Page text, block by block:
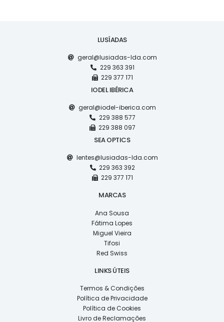
LUSÍADAS
geral@lusiadas-lda.com
229 363 391
229 377 171
IODEL IBÉRICA
geral@iodel-iberica.com
229 388 577
229 388 097
SEA OPTICS
lentes@lusiadas-lda.com
229 363 392
229 377 171
MARCAS
Ana Sousa
Fátima Lopes
Miguel Vieira
Tifosi
Red Swiss
LINKS ÚTEIS
Termos & Condições
Política de Privacidade
Política de Cookies
Livro de Reclamações